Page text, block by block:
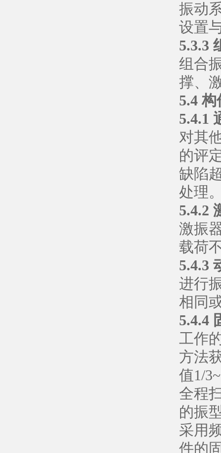
振动
设置
5.3.3
组合
撑、
5.4
5.4.1
对其
的评
缺陷
处理
5.4.2
激振
载荷
5.4.3
进行
相同
5.4.4
工作
方法
值1/
全程
的振
采用
件的